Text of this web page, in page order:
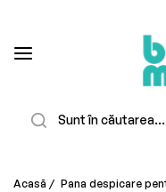
Acasă / Pana despicare